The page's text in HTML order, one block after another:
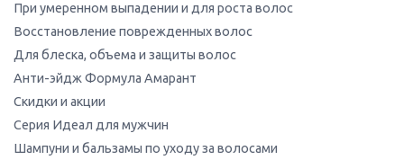
При умеренном выпадении и для роста волос
Восстановление поврежденных волос
Для блеска, объема и защиты волос
Анти-эйдж Формула Амарант
Скидки и акции
Серия Идеал для мужчин
Шампуни и бальзамы по уходу за волосами